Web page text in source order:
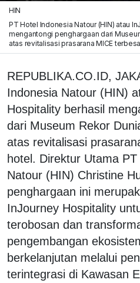
HIN
PT Hotel Indonesia Natour (HIN) atau
mengantongi penghargaan dari
atas revitalisasi prasarana MICE
REPUBLIKA.CO.ID,
Indonesia Natour (HIN)
Hospitality berhasil
dari Museum Rekor
atas revitalisasi
hotel. Direktur Utama
Natour (HIN) Christine
penghargaan ini
InJourney Hospitality
terobosan dan
pengembangan
berkelanjutan melalui
terintegrasi di Kawasan